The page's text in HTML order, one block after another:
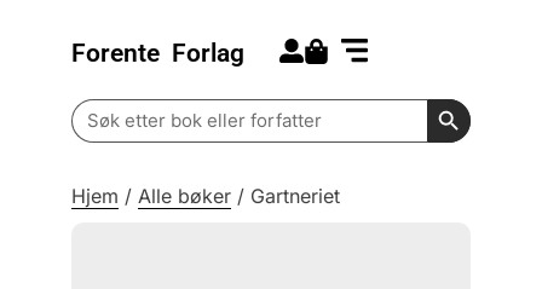
Forente Forlag
Search
for:
Search
Hjem / Alle bøker / Gartneriet